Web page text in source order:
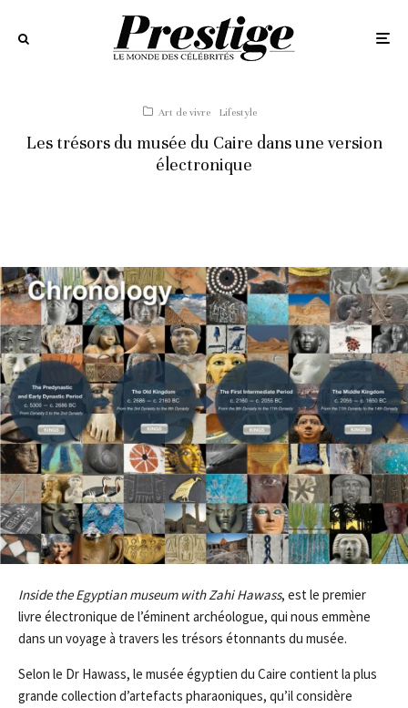
Art de vivre Lifestyle
Les trésors du musée du Caire dans une version
électronique
Inside the Egyptian museum with Zahi Hawass, est le premier
livre électronique de l’éminent archéologue, qui nous emmène
dans un voyage à travers les trésors étonnants du musée.
Selon le Dr Hawass, le musée égyptien du Caire contient la plus
grande collection d’artefacts pharaoniques, qu’il considère